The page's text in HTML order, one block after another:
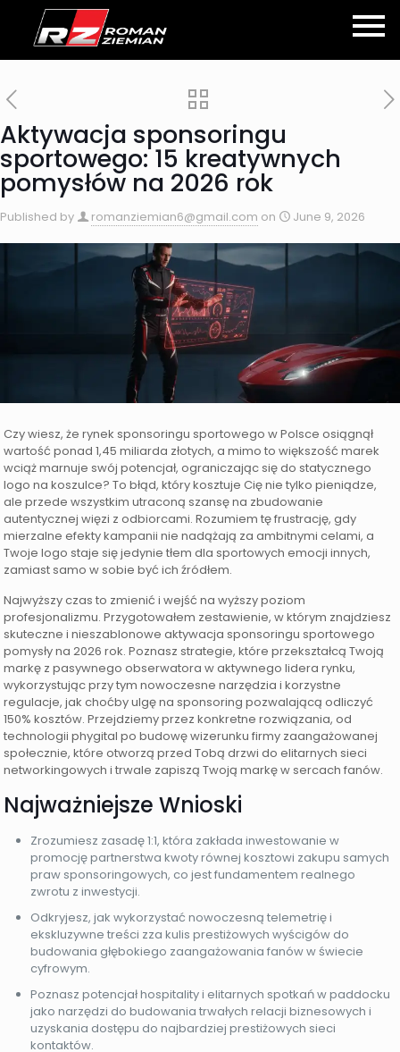
Aktywacja sponsoringu
sportowego: 15 kreatywnych
pomysłów na 2026 rok
Published by romanziemian6@gmail.com on June 9, 2026
Czy wiesz, że rynek sponsoringu sportowego w Polsce osiągnął
wartość ponad 1,45 miliarda złotych, a mimo to większość marek
wciąż marnuje swój potencjał, ograniczając się do statycznego
logo na koszulce? To błąd, który kosztuje Cię nie tylko pieniądze,
ale przede wszystkim utraconą szansę na zbudowanie
autentycznej więzi z odbiorcami. Rozumiem tę frustrację, gdy
mierzalne efekty kampanii nie nadążają za ambitnymi celami, a
Twoje logo staje się jedynie tłem dla sportowych emocji innych,
zamiast samo w sobie być ich źródłem.
Najwyższy czas to zmienić i wejść na wyższy poziom
profesjonalizmu. Przygotowałem zestawienie, w którym znajdziesz
skuteczne i nieszablonowe aktywacja sponsoringu sportowego
pomysły na 2026 rok. Poznasz strategie, które przekształcą Twoją
markę z pasywnego obserwatora w aktywnego lidera rynku,
wykorzystując przy tym nowoczesne narzędzia i korzystne
regulacje, jak choćby ulgę na sponsoring pozwalającą odliczyć
150% kosztów. Przejdziemy przez konkretne rozwiązania, od
technologii phygital po budowę wizerunku firmy zaangażowanej
społecznie, które otworzą przed Tobą drzwi do elitarnych sieci
networkingowych i trwale zapiszą Twoją markę w sercach fanów.
Najważniejsze Wnioski
Zrozumiesz zasadę 1:1, która zakłada inwestowanie w
promocję partnerstwa kwoty równej kosztowi zakupu samych
praw sponsoringowych, co jest fundamentem realnego
zwrotu z inwestycji.
Odkryjesz, jak wykorzystać nowoczesną telemetrię i
ekskluzywne treści zza kulis prestiżowych wyścigów do
budowania głębokiego zaangażowania fanów w świecie
cyfrowym.
Poznasz potencjał hospitality i elitarnych spotkań w paddocku
jako narzędzi do budowania trwałych relacji biznesowych i
uzyskania dostępu do najbardziej prestiżowych sieci
kontaktów.